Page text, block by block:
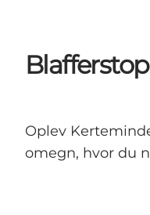
Spis godt
Sov godt
Det sker
Sommerbus
Oplev
omegn, hvor du